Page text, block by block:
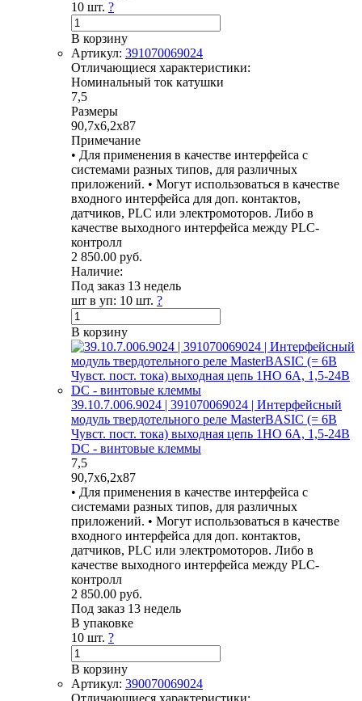
10 шт. ?
В корзину
Артикул: 391070069024
Отличающиеся характеристики:
Номинальный ток катушки
7,5
Размеры
90,7х6,2х87
Примечание
• Для применения в качестве интерфейса с
системами разных типов, для различных
приложений. • Могут использоваться в качестве
входного интерфейса для доп. контактов,
датчиков, PLC или электромоторов. Либо в
качестве выходного интерфейса между PLC-
контролл
2 850.00 руб.
Наличие:
Под заказ 13 недель
шт в уп: 10 шт. ?
В корзину
39.10.7.006.9024 | 391070069024 | Интерфейсный
модуль твердотельного реле MasterBASIC (= 6В
Чувст. пост. тока) выходная цепь 1НО 6А, 1,5-24В
DC - винтовые клеммы
7,5
90,7х6,2х87
• Для применения в качестве интерфейса с
системами разных типов, для различных
приложений. • Могут использоваться в качестве
входного интерфейса для доп. контактов,
датчиков, PLC или электромоторов. Либо в
качестве выходного интерфейса между PLC-
контролл
2 850.00 руб.
Под заказ 13 недель
В упаковке
10 шт. ?
В корзину
Артикул: 390070069024
Отличающиеся характеристики: